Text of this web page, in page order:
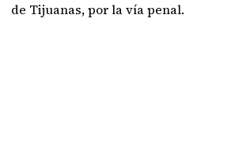
de Tijuanas, por la vía penal.